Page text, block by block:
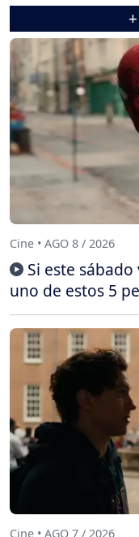
Cine • AGO 8 / 2026
Si este
uno de estos 5
Cine • AGO 7 / 2026